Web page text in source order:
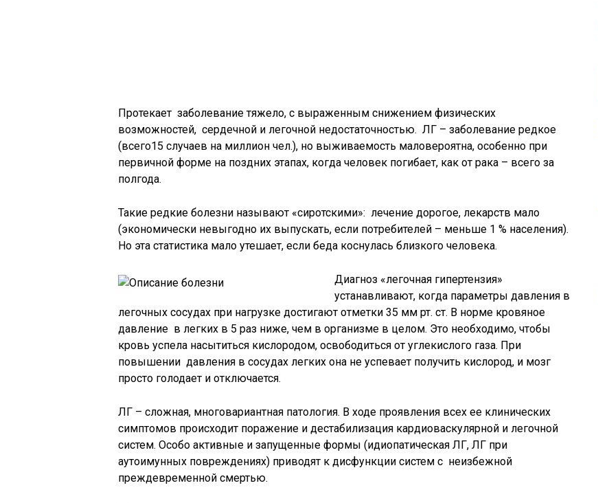
Протекает заболевание тяжело, с выраженным снижением физических
возможностей, сердечной и легочной недостаточностью. ЛГ – заболевание редкое
(всего15 случаев на миллион чел.), но выживаемость маловероятна, особенно при
первичной форме на поздних этапах, когда человек погибает, как от рака – всего за
полгода.
Такие редкие болезни называют «сиротскими»: лечение дорогое, лекарств мало
(экономически невыгодно их выпускать, если потребителей – меньше 1 % населения).
Но эта статистика мало утешает, если беда коснулась близкого человека.
Диагноз «легочная гипертензия»
устанавливают, когда параметры давления в
легочных сосудах при нагрузке достигают отметки 35 мм рт. ст. В норме кровяное
давление в легких в 5 раз ниже, чем в организме в целом. Это необходимо, чтобы
кровь успела насытиться кислородом, освободиться от углекислого газа. При
повышении давления в сосудах легких она не успевает получить кислород, и мозг
просто голодает и отключается.
ЛГ – сложная, многовариантная патология. В ходе проявления всех ее клинических
симптомов происходит поражение и дестабилизация кардиоваскулярной и легочной
систем. Особо активные и запущенные формы (идиопатическая ЛГ, ЛГ при
аутоимунных повреждениях) приводят к дисфункции систем с неизбежной
преждевременной смертью.